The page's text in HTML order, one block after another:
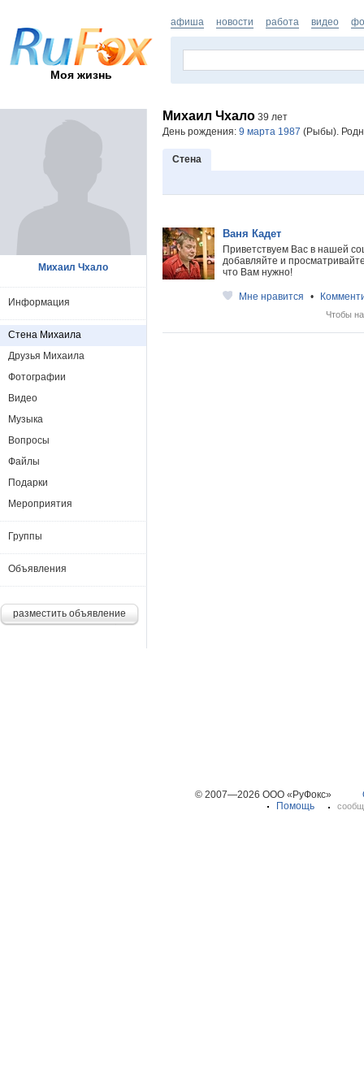
Моя жизнь
афиша новости работа видео
Михаил Чхало 39 лет
День рождения: 9 марта 1987 (Рыбы).
Стена
Ваня Кадет
Приветствуем Вас в нашей
добавляйте и
что Вам нужно!
Мне нравится •
Чтобы
Михаил Чхало
Информация
Стена Михаила
Друзья Михаила
Фотографии
Видео
Музыка
Вопросы
Файлы
Подарки
Мероприятия
Группы
Объявления
разместить объявление
© 2007—2026 ООО «РуФокс»
Помощь